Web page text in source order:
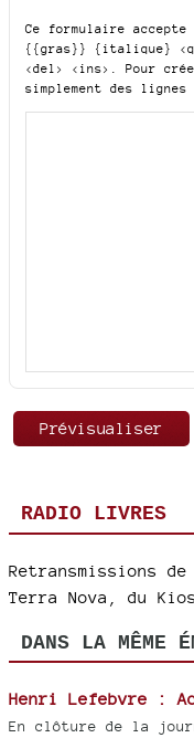
Ce formulaire
{{gras}} {italique}
<del> <ins>
. Pour
simplement des lignes
RADIO LIVRES
Retransmissions
Terra Nova, du
DANS LA MÊME
Henri Lefebvre :
En clôture de la